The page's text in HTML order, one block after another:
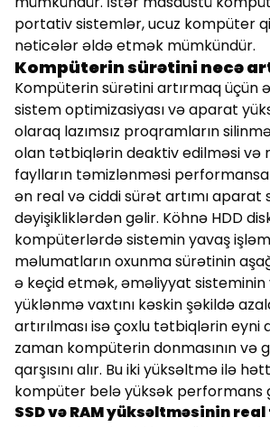
portativ sistemlər, ucuz kompüter
nəticələr əldə etmək mümkündür.
Kompüterin sürətini necə
Kompüterin sürətini artırmaq üçün
sistem optimizasiyası və aparat
olaraq lazımsız proqramların
olan tətbiqlərin deaktiv edilməsi və
faylların təmizlənməsi
ən real və ciddi sürət artımı aparat
dəyişikliklərdən gəlir. Köhnə HDD
kompüterlərdə sistemin yavaş
məlumatların oxunma sürətinin
ə keçid etmək, əməliyyat
yüklənmə vaxtını kəskin şəkildə
artırılması isə çoxlu tətbiqlərin eyni
zaman kompüterin donmasının və
qarşısını alır. Bu iki yüksəltmə ilə
kompüter belə yüksək performans
SSD və RAM yüksəltməsinin